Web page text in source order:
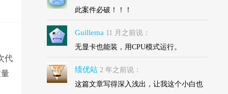
代
此案件必破！！！
Guillema 11 月之前说：
无显卡也能装，用CPU模式运行。
绩优站 2 年之前说：
这篇文章写得深入浅出，让我这个小白也